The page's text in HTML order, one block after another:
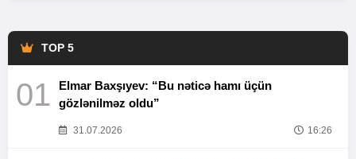
TOP 5
01
Elmar Baxşıyev: “Bu nəticə hamı üçün
gözlənilməz oldu”
31.07.2026 16:26